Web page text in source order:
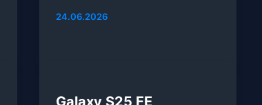
24.06.2026
Galaxy S25 FE